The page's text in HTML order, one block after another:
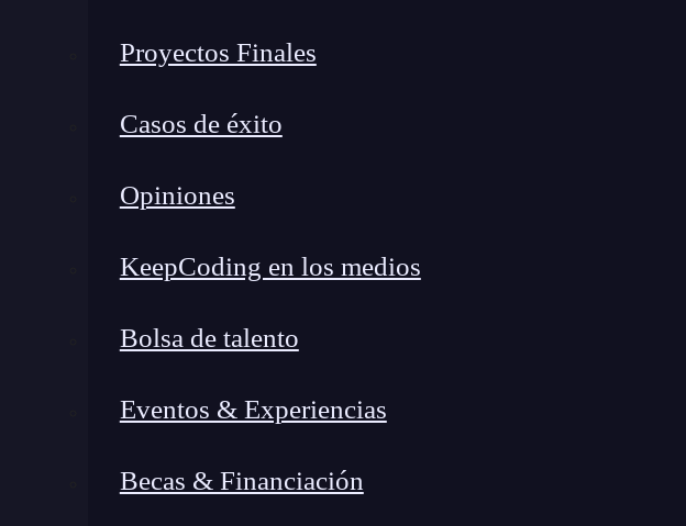
Proyectos Finales
Casos de éxito
Opiniones
KeepCoding en los medios
Bolsa de talento
Eventos & Experiencias
Becas & Financiación
Comprendiendo la reevaluación periódica en Agile
¡Ahora es tu turno!